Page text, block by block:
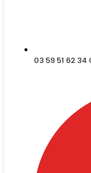
03 59 51 62 34